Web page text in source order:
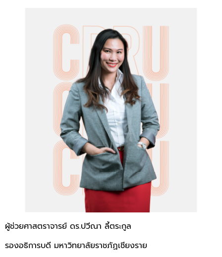
ผู้ช่วยศาสตราจารย์ ดร.ปวีณา ลี้ตระกูล
รองอธิการบดี มหาวิทยาลัยราชภัฏเชียงราย